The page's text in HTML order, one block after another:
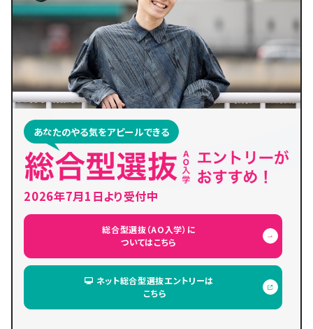
あなたのやる気をアピールできる
2026年7月1日より受付中
総合型選抜（AO入学）に
ついてはこちら
ネット総合型選抜エントリーは
こちら